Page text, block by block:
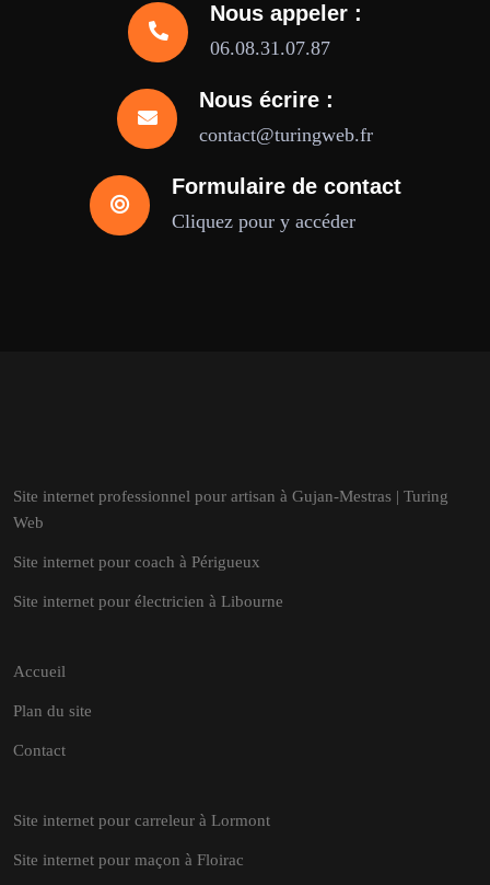
Nous appeler :
06.08.31.07.87
Nous écrire :
contact@turingweb.fr
Formulaire de contact
Cliquez pour y accéder
Site internet professionnel pour artisan à Gujan-Mestras | Turing
Web
Site internet pour coach à Périgueux
Site internet pour électricien à Libourne
Accueil
Plan du site
Contact
Site internet pour carreleur à Lormont
Site internet pour maçon à Floirac